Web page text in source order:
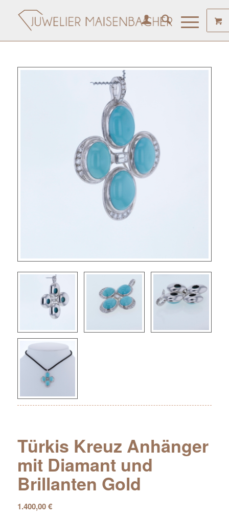
Türkis Kreuz Anhänger
mit Diamant und
Brillanten Gold
1.400,00€